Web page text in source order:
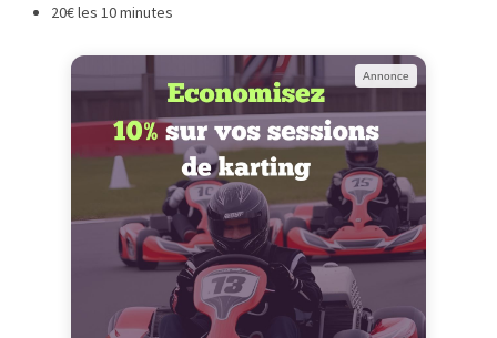
20€ les 10 minutes
Annonce